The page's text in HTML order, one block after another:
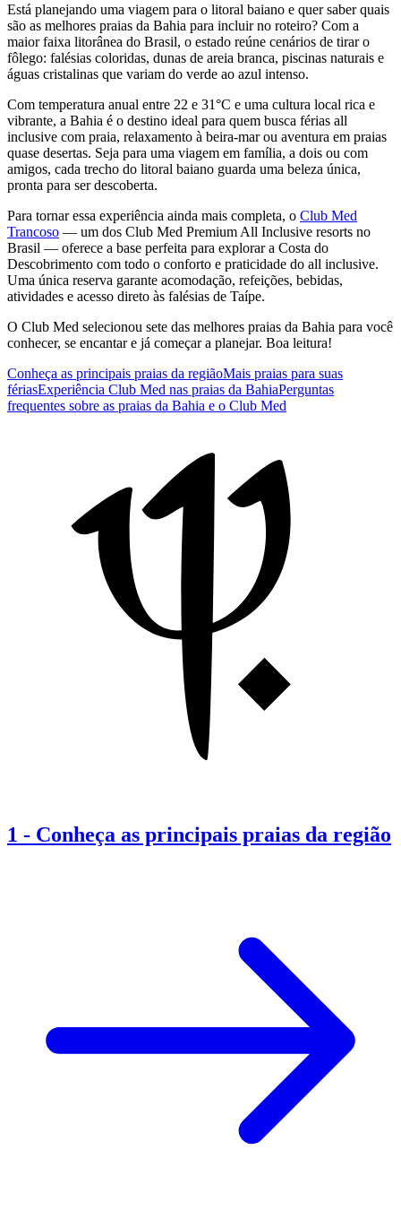
Está planejando uma viagem para o litoral baiano e quer saber quais
são as melhores praias da Bahia para incluir no roteiro? Com a
maior faixa litorânea do Brasil, o estado reúne cenários de tirar o
fôlego: falésias coloridas, dunas de areia branca, piscinas naturais e
águas cristalinas que variam do verde ao azul intenso.
Com temperatura anual entre 22 e 31°C e uma cultura local rica e
vibrante, a Bahia é o destino ideal para quem busca férias all
inclusive com praia, relaxamento à beira-mar ou aventura em praias
quase desertas. Seja para uma viagem em família, a dois ou com
amigos, cada trecho do litoral baiano guarda uma beleza única,
pronta para ser descoberta.
Para tornar essa experiência ainda mais completa, o Club Med
Trancoso — um dos Club Med Premium All Inclusive resorts no
Brasil — oferece a base perfeita para explorar a Costa do
Descobrimento com todo o conforto e praticidade do all inclusive.
Uma única reserva garante acomodação, refeições, bebidas,
atividades e acesso direto às falésias de Taípe.
O Club Med selecionou sete das melhores praias da Bahia para você
conhecer, se encantar e já começar a planejar. Boa leitura!
Conheça as principais praias da regiãoMais praias para suas
fériasExperiência Club Med nas praias da BahiaPerguntas
frequentes sobre as praias da Bahia e o Club Med
1 - Conheça as principais praias da região